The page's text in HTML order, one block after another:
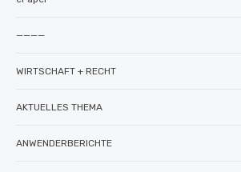
————
WIRTSCHAFT + RECHT
AKTUELLES THEMA
ANWENDERBERICHTE